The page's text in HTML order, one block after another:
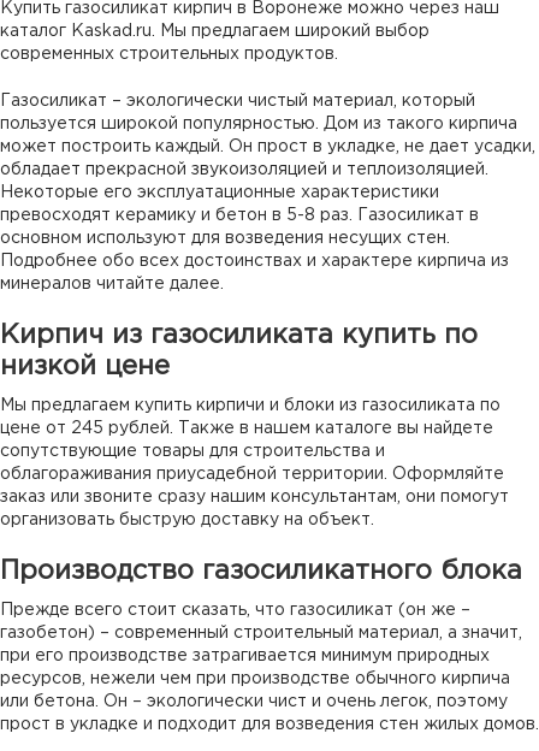
Купить газосиликат кирпич в Воронеже можно через наш
каталог Kaskad.ru. Мы предлагаем широкий выбор
современных строительных продуктов.
Газосиликат – экологически чистый материал, который
пользуется широкой популярностью. Дом из такого кирпича
может построить каждый. Он прост в укладке, не дает усадки,
обладает прекрасной звукоизоляцией и теплоизоляцией.
Некоторые его эксплуатационные характеристики
превосходят керамику и бетон в 5-8 раз. Газосиликат в
основном используют для возведения несущих стен.
Подробнее обо всех достоинствах и характере кирпича из
минералов читайте далее.
Кирпич из газосиликата купить по
низкой цене
Мы предлагаем купить кирпичи и блоки из газосиликата по
цене от 245 рублей. Также в нашем каталоге вы найдете
сопутствующие товары для строительства и
облагораживания приусадебной территории. Оформляйте
заказ или звоните сразу нашим консультантам, они помогут
организовать быструю доставку на объект.
Производство газосиликатного блока
Прежде всего стоит сказать, что газосиликат (он же –
газобетон) – современный строительный материал, а значит,
при его производстве затрагивается минимум природных
ресурсов, нежели чем при производстве обычного кирпича
или бетона. Он – экологически чист и очень легок, поэтому
прост в укладке и подходит для возведения стен жилых домов.